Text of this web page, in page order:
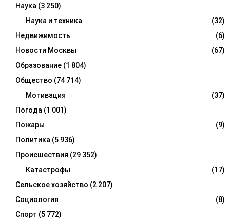
Наука (3 250)
Наука и техника
(32)
Недвижимость
(6)
Новости Москвы
(67)
Образование (1 804)
Общество (74 714)
Мотивация
(37)
Погода (1 001)
Пожары
(9)
Политика (5 936)
Происшествия (29 352)
Катастрофы
(17)
Сельское хозяйство (2 207)
Социология
(8)
Спорт (5 772)